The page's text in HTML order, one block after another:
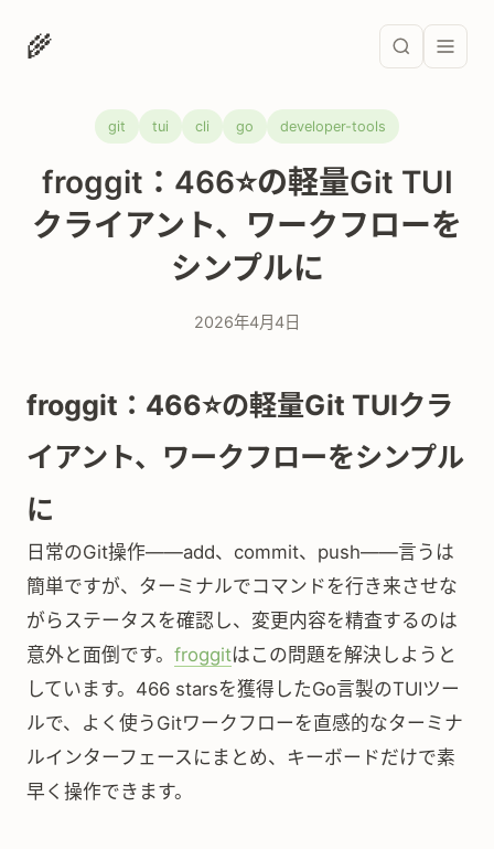
🌾
git tui cli go developer-tools
froggit：466⭐の軽量Git TUI
クライアント、ワークフローを
シンプルに
2026年4月4日
froggit：466⭐の軽量Git TUIクラ
イアント、ワークフローをシンプル
に
日常のGit操作——add、commit、push——言うは
簡単ですが、ターミナルでコマンドを行き来させな
がらステータスを確認し、変更内容を精査するのは
意外と面倒です。 froggitはこの問題を解決しようと
しています。466 starsを獲得したGo言製のTUIツー
ルで、よく使うGitワークフローを直感的なターミナ
ルインターフェースにまとめ、キーボードだけで素
早く操作できます。